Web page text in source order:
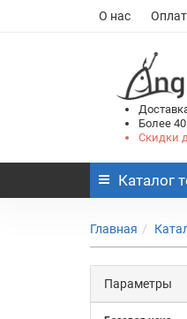
О нас
Более
Скидки
Каталог
Главная
Параметры